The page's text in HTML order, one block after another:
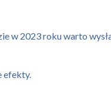
w 2023 roku warto
efekty.